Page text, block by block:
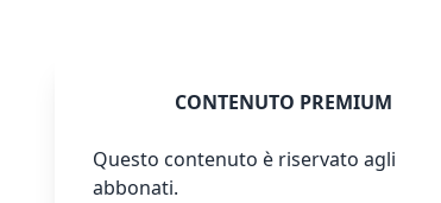
CONTENUTO PREMIUM
Questo contenuto è riservato agli
abbonati.